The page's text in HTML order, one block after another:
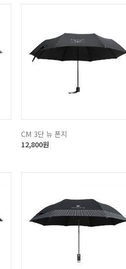
CM 3단 뉴 폰지
12,800원